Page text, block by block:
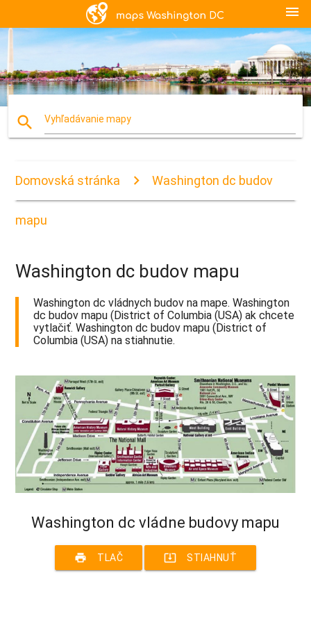
menu
search Vyhľadávanie mapy
Domovská stránka Washington dc budov
mapu
Washington dc budov mapu
Washington dc vládnych budov na mape. Washington
dc budov mapu (District of Columbia (USA) ak chcete
vytlačiť. Washington dc budov mapu (District of
Columbia (USA) na stiahnutie.
Washington dc vládne budovy mapu
print TLAČ system_update_alt STIAHNUŤ